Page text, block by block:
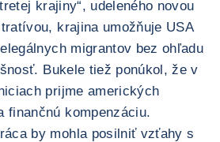
krajiny“, udeleného novou
krajina umožňuje USA
migrantov bez ohľadu
Bukele tiež ponúkol, že v
prijme amerických
finančnú kompenzáciu.
by mohla posilniť vzťahy s